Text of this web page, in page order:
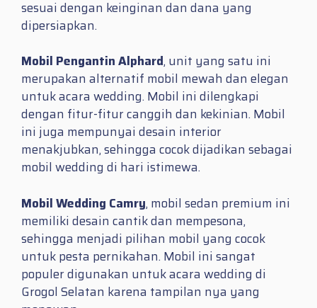
sesuai dengan keinginan dan dana yang
dipersiapkan.
Mobil Pengantin Alphard, unit yang satu ini
merupakan alternatif mobil mewah dan elegan
untuk acara wedding. Mobil ini dilengkapi
dengan fitur-fitur canggih dan kekinian. Mobil
ini juga mempunyai desain interior
menakjubkan, sehingga cocok dijadikan sebagai
mobil wedding di hari istimewa.
Mobil Wedding Camry, mobil sedan premium ini
memiliki desain cantik dan mempesona,
sehingga menjadi pilihan mobil yang cocok
untuk pesta pernikahan. Mobil ini sangat
populer digunakan untuk acara wedding di
Grogol Selatan karena tampilan nya yang